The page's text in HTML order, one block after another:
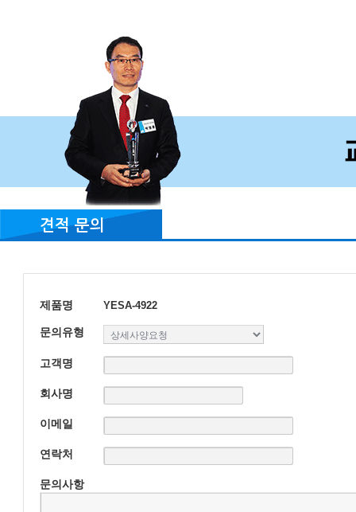
견적 문의
제품명 YESA-4922
문의유형
고객명
회사명
이메일
연락처
문의사항